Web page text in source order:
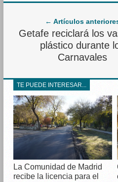
← Artículos
Getafe reciclará los
plástico durante
Carnavales
TE PUEDE INTERESAR...
La Comunidad de Madrid
recibe la licencia para el